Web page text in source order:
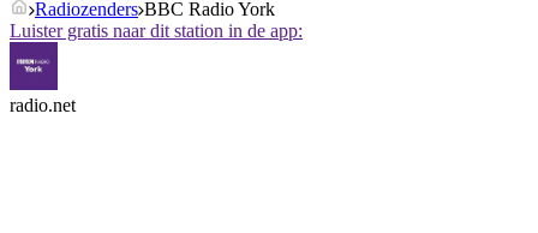
Radiozenders BBC Radio York
Luister gratis naar dit station in de app:
radio.net